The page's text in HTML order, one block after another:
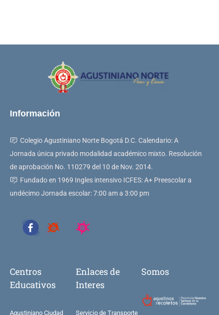
Información
Colegio Agustiniano Norte Bogotá D.C. Calendario: A
Jornada única privado modalidad académico mixto. Resolución
de aprobación No. 110279 del 10 de Nov. 2014.
Fundado en 1969 Ingles intensivo ICFES: A+ Preescolar a
undécimo Jornada escolar: 7:00 am a 3:00 pm
Centros
Educativos
Agustiniano Ciudad
Enlaces de
Interes
Servicio de Transporte
Somos